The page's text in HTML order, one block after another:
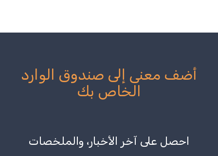
أضف معنى إلى صندوق الوارد
الخاص بك
احصل على آخر الأخبار، والملخصات